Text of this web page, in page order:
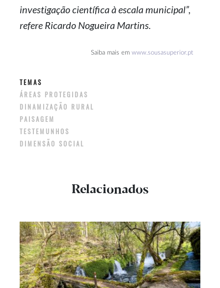
investigação científica à escala municipal”,
refere Ricardo Nogueira Martins.
Saiba mais em www.sousasuperior.pt
TEMAS
ÁREAS PROTEGIDAS
DINAMIZAÇÃO RURAL
PAISAGEM
TESTEMUNHOS
DIMENSÃO SOCIAL
Relacionados